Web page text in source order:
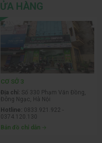
Tại Hoàng Long
hãng, giá tốt nhất, bảo hành
Gaming Gear
HÀNG
CƠ SỞ 3
Địa chỉ: Số 330 Phạm Văn Đồng,
Đông Ngạc, Hà Nội
Hotline: 0833.921.922 -
0374.120.130
Bản đồ chỉ dẫn